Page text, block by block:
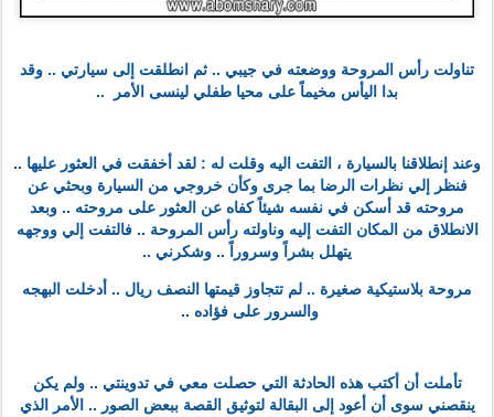
تناولت رأس المروحة ووضعته في جيبي .. ثم انطلقت إلى سيارتي .. وقد
بدا اليأس مخيماً على محيا طفلي لينسى الأمر ..
وعند إنطلاقنا بالسيارة ، التفت اليه وقلت له : لقد أخفقت في العثور عليها ..
فنظر إلي نظرات الرضا بما جرى وكأن خروجي من السيارة وبحثي عن
مروحته قد أسكن في نفسه شيئاً كفاه عن العثور على مروحته .. وبعد
الانطلاق من المكان التفت إليه وناولته رأس المروحة .. فالتفت إلي ووجهه
يتهلل بشراً وسروراً .. وشكرني ..
مروحة بلاستيكية صغيرة .. لم تتجاوز قيمتها النصف ريال .. أدخلت البهجه
والسرور على فؤاده ..
تأملت أن أكتب هذه الحادثة التي حصلت معي في تدوينتي .. ولم يكن
ينقصني سوى أن أعود إلى البقالة لتوثيق القصة ببعض الصور .. الأمر الذي